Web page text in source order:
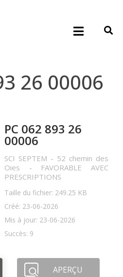
26 00006
PC 062 893 26
00006
SCI SEPTEM - 52 chemin des
Oies - FAVORABLE AVEC
PRESCRIPTIONS
Taille du fichier: 249.25 KB
Créé: 23-06-2026
Mis à jour: 23-06-2026
Succès: 9
APERÇU